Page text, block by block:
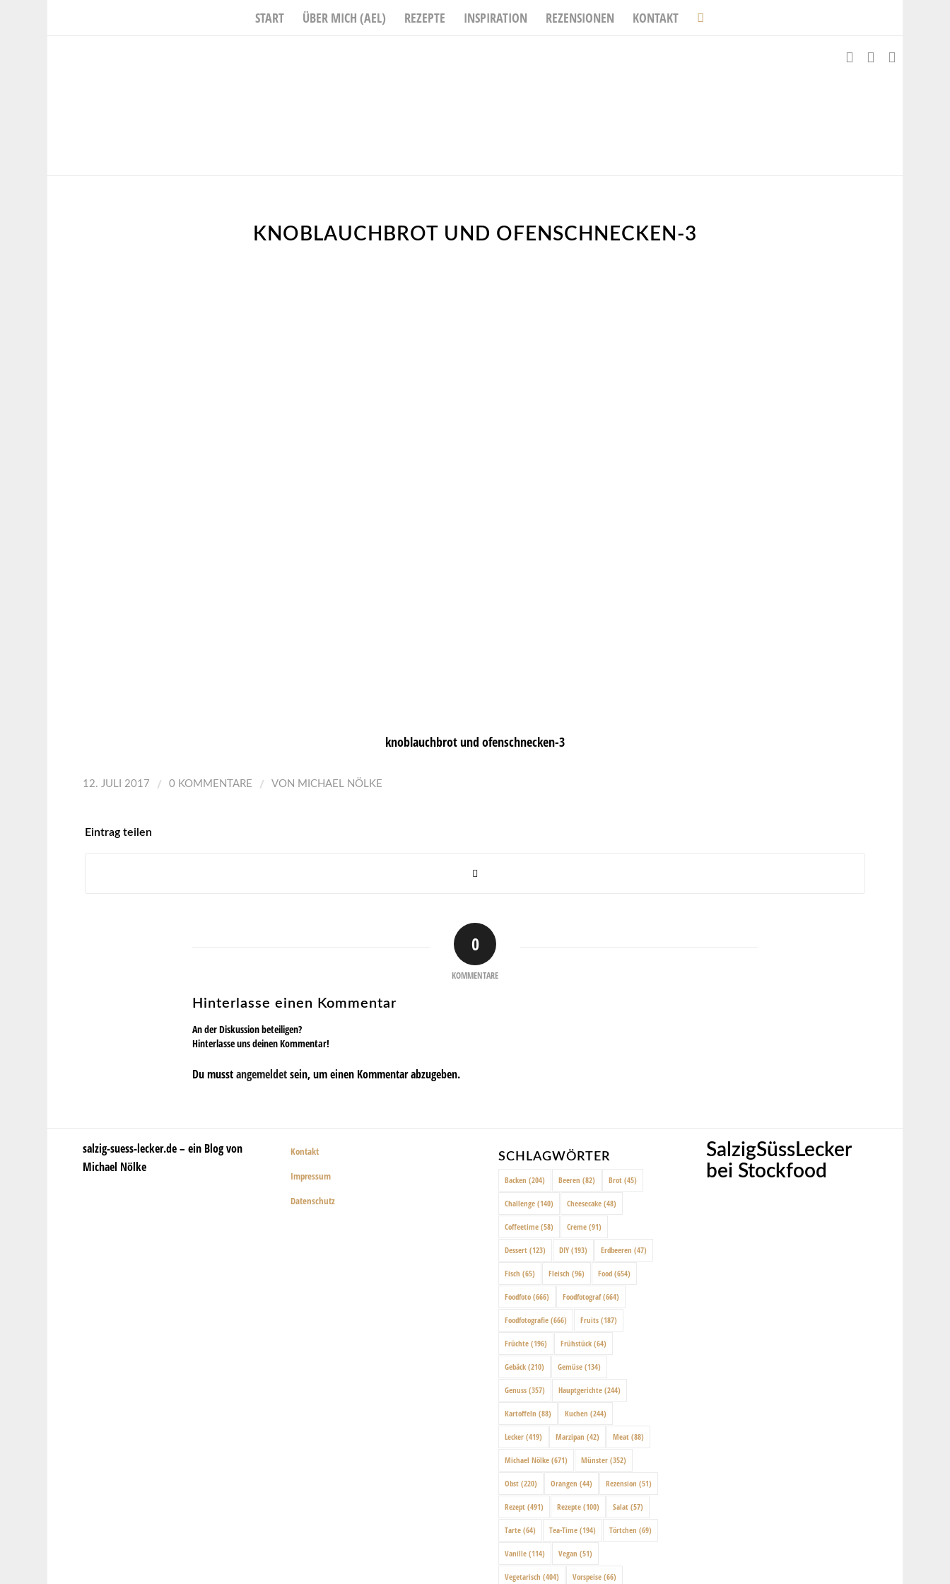
START ÜBER MICH (AEL) REZEPTE INSPIRATION REZENSIONEN KONTAKT
KNOBLAUCHBROT UND OFENSCHNECKEN-3
knoblauchbrot und ofenschnecken-3
12. JULI 2017 / 0 KOMMENTARE / VON MICHAEL NÖLKE
Eintrag teilen
0
KOMMENTARE
Hinterlasse einen Kommentar
An der Diskussion beteiligen?
Hinterlasse uns deinen Kommentar!
Du musstangemeldetsein, um einen Kommentar abzugeben.
salzig-suess-lecker.de – ein Blog von
Michael Nölke
Kontakt
Impressum
Datenschutz
SCHLAGWÖRTER
Backen (204) Beeren (82) Brot (45)
Challenge (140) Cheesecake (48)
Coffeetime (58) Creme (91)
Dessert (123) DIY (193) Erdbeeren (47)
Fisch (65) Fleisch (96) Food (654)
Foodfoto (666) Foodfotograf(664)
Foodfotografie (666) Fruits (187)
Früchte (196) Frühstück (64)
Gebäck (210) Gemüse (134)
Genuss (357) Hauptgerichte (244)
Kartoffeln (88) Kuchen (244)
Lecker (419) Marzipan (42) Meat (88)
Michael Nölke (671) Münster (352)
Obst (220) Orangen (44) Rezension (51)
Rezept (491) Rezepte (100) Salat (57)
Tarte (64) Tea-Time (194) Törtchen (69)
Vanille (114) Vegan (51)
Vegetarisch (404) Vorspeise (66)
SalzigSüssLecker
bei Stockfood